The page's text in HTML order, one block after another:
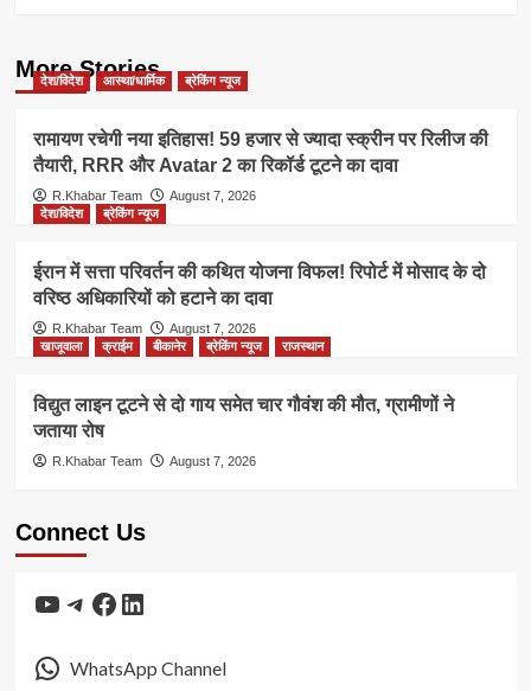
More Stories
देश/विदेश आस्था/धार्मिक ब्रेकिंग न्यूज
रामायण रचेगी नया इतिहास! 59 हजार से ज्यादा स्क्रीन पर रिलीज की
तैयारी, RRR और Avatar 2 का रिकॉर्ड टूटने का दावा
R.Khabar Team
August 7, 2026
देश/विदेश
ब्रेकिंग न्यूज
ईरान में सत्ता परिवर्तन की कथित योजना विफल! रिपोर्ट में मोसाद के दो
वरिष्ठ अधिकारियों को हटाने का दावा
R.Khabar Team
August 7, 2026
खाजूवाला
क्राईम बीकानेर ब्रेकिंग न्यूज राजस्थान
विद्युत लाइन टूटने से दो गाय समेत चार गौवंश की मौत, ग्रामीणों ने
जताया रोष
R.Khabar Team August 7, 2026
Connect Us
YouTube
Telegram
Facebook
LinkedIn
WhatsApp Channel